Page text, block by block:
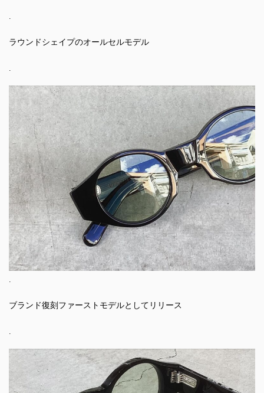
.
ラウンドシェイプのオールセルモデル
.
.
ブランド復刻ファーストモデルとしてリリース
.